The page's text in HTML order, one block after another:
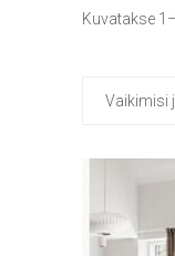
Kuvatakse
Vaikimisi